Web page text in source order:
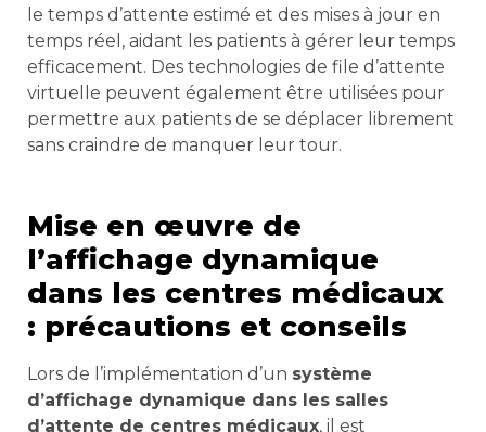
le temps d’attente estimé et des mises à jour en
temps réel, aidant les patients à gérer leur temps
efficacement. Des technologies de file d’attente
virtuelle peuvent également être utilisées pour
permettre aux patients de se déplacer librement
sans craindre de manquer leur tour.
Mise en œuvre de
l’affichage dynamique
dans les centres médicaux
: précautions et conseils
Lors de l’implémentation d’un système
d’affichage dynamique dans les salles
d’attente de centres médicaux, il est